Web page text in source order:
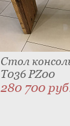
Стол
T036 PZ00
280 700